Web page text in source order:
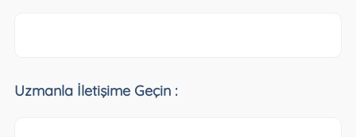
Uzmanla İletişime Geçin :